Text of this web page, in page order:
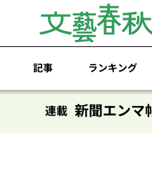
記事 ランキング
連載 新聞エンマ